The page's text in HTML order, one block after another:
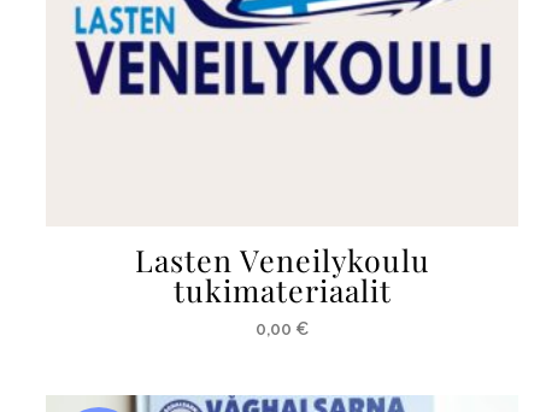
Lasten Veneilykoulu
tukimateriaalit
0,00 €